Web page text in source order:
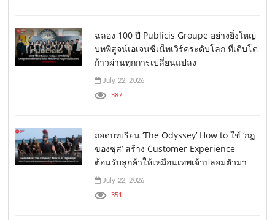
ฉลอง 100 ปี Publicis Groupe อย่างยิ่งใหญ่
บทพิสูจน์เอเจนซี่เน็ทเวิร์คระดับโลก ที่เติบโต
ก้าวผ่านทุกการเปลี่ยนแปลง
July 22, 2026
387
ถอดบทเรียน ‘The Odyssey’ How to ใช้ ‘กฎ
ของซุส’ สร้าง Customer Experience
ต้อนรับลูกค้าให้เหมือนเทพเจ้าปลอมตัวมา
July 22, 2026
351